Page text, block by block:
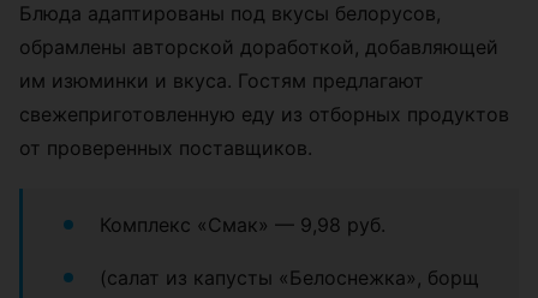
Блюда адаптированы под вкусы белорусов,
обрамлены авторской доработкой, добавляющей
им изюминки и вкуса. Гостям предлагают
свежеприготовленную еду из отборных продуктов
от проверенных поставщиков.
Комплекс «Смак» — 9,98 руб.
(салат из капусты «Белоснежка», борщ